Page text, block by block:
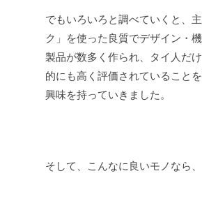
でもいろいろと調べていくと、
ク」を使った良質でデザイン・
製品が数多く作られ、タイ人だ
的にも高く評価されていること
興味を持っていきました。
そして、こんなに良いモノなら、